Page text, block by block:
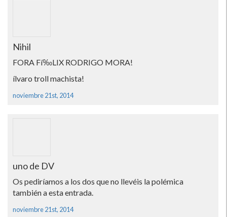
Nihil
FORA Fí‰LIX RODRIGO MORA!
ílvaro troll machista!
noviembre 21st, 2014
uno de DV
Os pedirí­amos a los dos que no llevéis la polémica
también a esta entrada.
noviembre 21st, 2014